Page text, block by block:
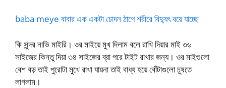
baba meye বাবার এক একটা চোদন ঠাপে শরীরে বিদ্যুৎ বয়ে যাচ্ছে
কি সুন্দর নাভি মাইরি। ওর মাইয়ে মুখ দিলাম বলে রাখি দিয়ার মাই ৩৬
সাইজের কিন্তু দিয়া ৩৪ সাইজের ব্রা পরে টাইট রাখার জন্য। ওর মাইগুলো
বেশ বড় তাই পুরোটা মুখে রাখা যায়না তাই বাধ্য হয়ে বোঁটাগুলো চুষতে
লাগলাম।